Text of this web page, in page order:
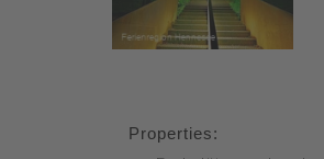
Properties: